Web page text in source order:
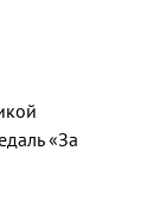
«За